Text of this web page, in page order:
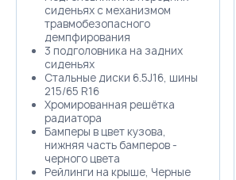
сиденьях с механизмом
травмобезопасного
демпфирования
3 подголовника на задних
сиденьях
Стальные диски 6.5J16, шины
215/65 R16
Хромированная решётка
радиатора
Бамперы в цвет кузова,
нижняя часть бамперов -
черного цвета
Рейлинги на крыше, Черные